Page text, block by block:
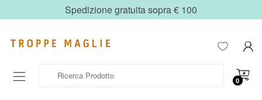
Spedizione gratuita sopra € 100
0